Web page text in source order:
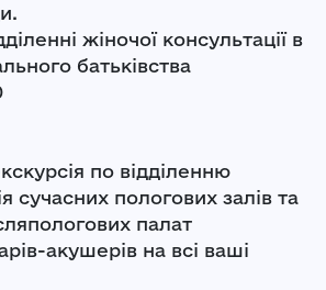
жіночої консультації в
батьківства
по відділенню
сучасних пологових залів та
палат
акушерів на всі ваші